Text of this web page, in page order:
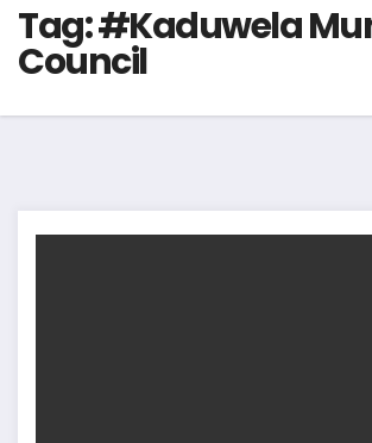
Tag:#Kaduwela
Council